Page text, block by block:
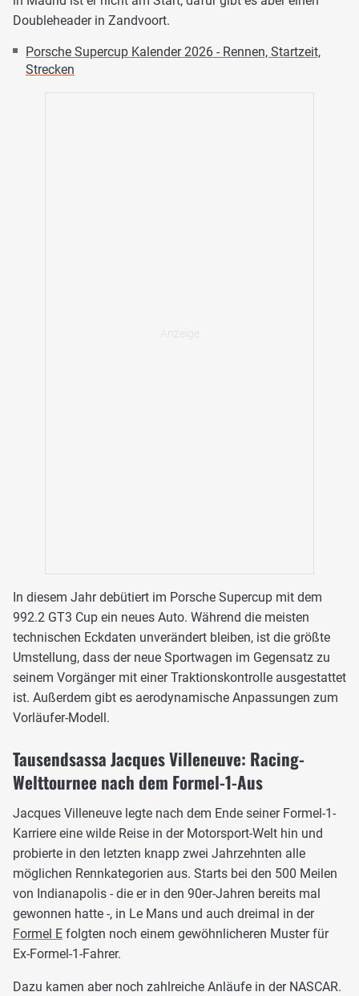
Doubleheader in Zandvoort.
Porsche Supercup Kalender 2026 - Rennen, Startzeit,
Strecken
In diesem Jahr debütiert im Porsche Supercup mit dem
992.2 GT3 Cup ein neues Auto. Während die meisten
technischen Eckdaten unverändert bleiben, ist die größte
Umstellung, dass der neue Sportwagen im Gegensatz zu
seinem Vorgänger mit einer Traktionskontrolle ausgestattet
ist. Außerdem gibt es aerodynamische Anpassungen zum
Vorläufer-Modell.
Tausendsassa Jacques Villeneuve: Racing-
Welttournee nach dem Formel-1-Aus
Jacques Villeneuve legte nach dem Ende seiner Formel-1-
Karriere eine wilde Reise in der Motorsport-Welt hin und
probierte in den letzten knapp zwei Jahrzehnten alle
möglichen Rennkategorien aus. Starts bei den 500 Meilen
von Indianapolis - die er in den 90er-Jahren bereits mal
gewonnen hatte -, in Le Mans und auch dreimal in der
Formel E folgten noch einem gewöhnlicheren Muster für
Ex-Formel-1-Fahrer.
Dazu kamen aber noch zahlreiche Anläufe in der NASCAR.